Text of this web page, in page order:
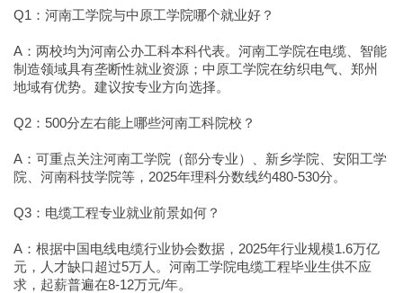
Q1：河南工学院与中原工学院哪个就业好？
A：两校均为河南公办工科本科代表。河南工学院在电缆、智能
制造领域具有垄断性就业资源；中原工学院在纺织电气、郑州
地域有优势。建议按专业方向选择。
Q2：500分左右能上哪些河南工科院校？
A：可重点关注河南工学院（部分专业）、新乡学院、安阳工学
院、河南科技学院等，2025年理科分数线约480-530分。
Q3：电缆工程专业就业前景如何？
A：根据中国电线电缆行业协会数据，2025年行业规模1.6万亿
元，人才缺口超过5万人。河南工学院电缆工程毕业生供不应
求，起薪普遍在8-12万元/年。